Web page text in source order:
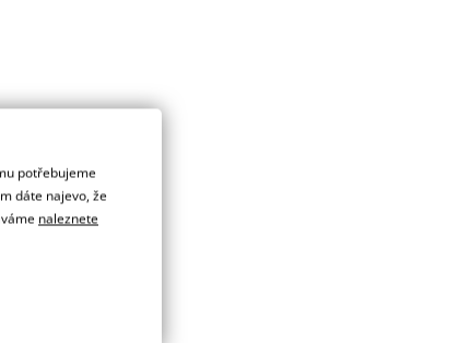
potřebujeme
dáte najevo, že
naleznete